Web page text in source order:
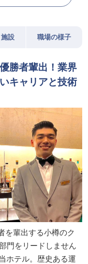
設 職場の様子
勝者輩出！業界
キャリアと技術
を輩出する小樽のク
門をリードしません
ホテル。歴史ある運